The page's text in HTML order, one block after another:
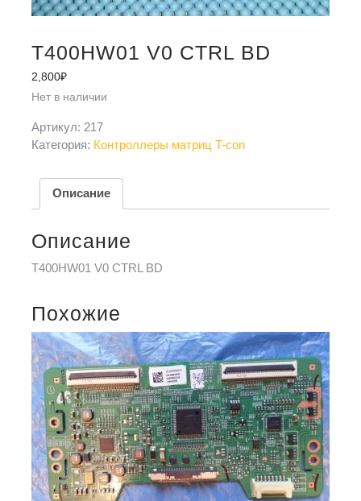
T400HW01 V0 CTRL BD
2,800₽
Нет в наличии
Артикул: 217
Категория: Контроллеры матриц T-con
Описание
Описание
T400HW01 V0 CTRL BD
Похожие